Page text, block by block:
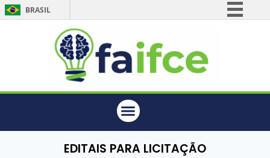
BRASIL
Participe
EDITAIS PARA LICITAÇÃO